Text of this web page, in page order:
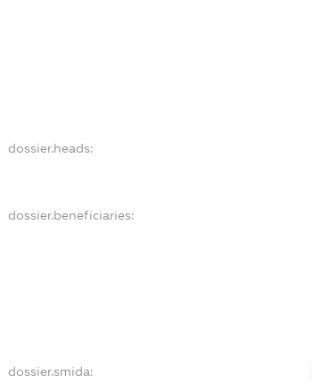
dossier.heads:
dossier.beneficiaries:
dossier.smida: